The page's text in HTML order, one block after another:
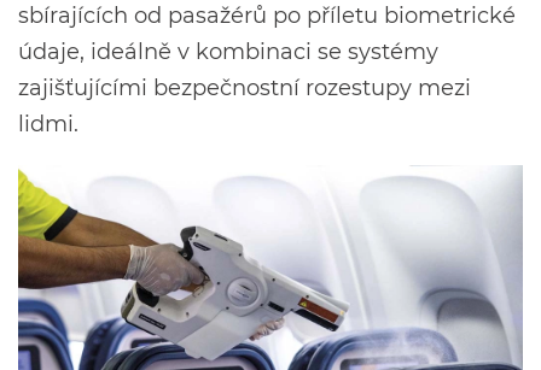
sbírajících od pasažérů po příletu biometrické
údaje, ideálně v kombinaci se systémy
zajišťujícími bezpečnostní rozestupy mezi
lidmi.